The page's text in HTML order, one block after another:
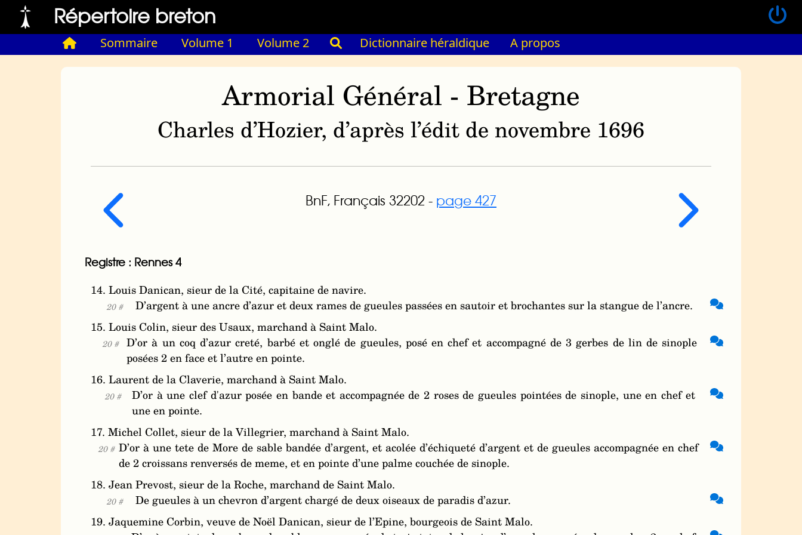
Répertoire breton
Sommaire Volume 1 Volume 2 Dictionnaire héraldique A propos
Armorial Général - Bretagne
Charles d’Hozier, d’après l’édit de novembre 1696
BnF, Français 32202 - page 427
Registre : Rennes 4
14. Louis Danican, sieur de la Cité, capitaine de navire.
20 #
D’argent à une ancre d’azur et deux rames de gueules passées en sautoir et brochantes sur la stangue de l’ancre.
15. Louis Colin, sieur des Usaux, marchand à Saint Malo.
20 #
D’or à un coq d’azur creté, barbé et onglé de gueules, posé en chef et accompagné de 3 gerbes de lin de sinople
posées 2 en face et l’autre en pointe.
16. Laurent de la Claverie, marchand à Saint Malo.
20 #
D’or à une clef d'azur posée en bande et accompagnée de 2 roses de gueules pointées de sinople, une en chef et
une en pointe.
17. Michel Collet, sieur de la Villegrier, marchand à Saint Malo.
20 # D’or à une tete de More de sable bandée d’argent, et acolée d’échiqueté d’argent et de gueules accompagnée en chef
de 2 croissans renversés de meme, et en pointe d’une palme couchée de sinople.
18. Jean Prevost, sieur de la Roche, marchand de Saint Malo.
20 #
De gueules à un chevron d’argent chargé de deux oiseaux de paradis d’azur.
19. Jaquemine Corbin, veuve de Noël Danican, sieur de l’Epine, bourgeois de Saint Malo.